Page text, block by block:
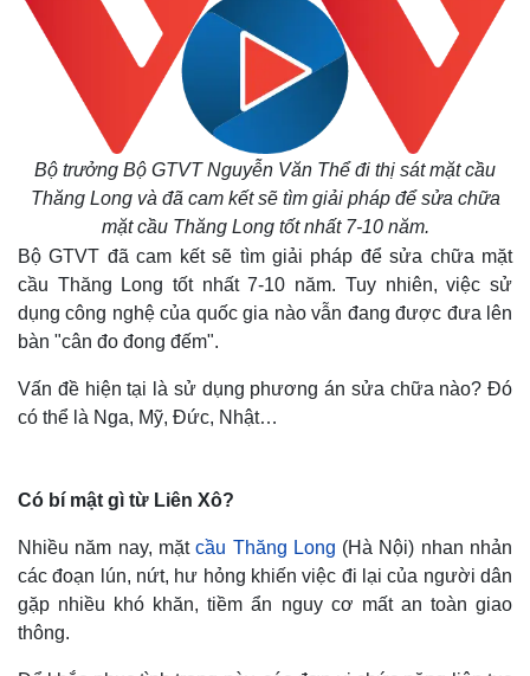
Bộ trưởng Bộ GTVT Nguyễn Văn Thể đi thị sát mặt cầu
Thăng Long và đã cam kết sẽ tìm giải pháp để sửa chữa
mặt cầu Thăng Long tốt nhất 7-10 năm.
Bộ GTVT đã cam kết sẽ tìm giải pháp để sửa chữa mặt
cầu Thăng Long tốt nhất 7-10 năm. Tuy nhiên, việc sử
dụng công nghệ của quốc gia nào vẫn đang được đưa lên
bàn "cân đo đong đếm".
Vấn đề hiện tại là sử dụng phương án sửa chữa nào? Đó
có thể là Nga, Mỹ, Đức, Nhật…
Có bí mật gì từ Liên Xô?
Nhiều năm nay, mặtcầu Thăng Long (Hà Nội) nhan nhản
các đoạn lún, nứt, hư hỏng khiến việc đi lại của người dân
gặp nhiều khó khăn, tiềm ẩn nguy cơ mất an toàn giao
thông.